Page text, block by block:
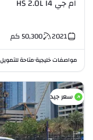
ام جي HS 2.0L I4
2021
50,300كم
مواصفات خليجية•متاحة للتمويل
سعر جيد